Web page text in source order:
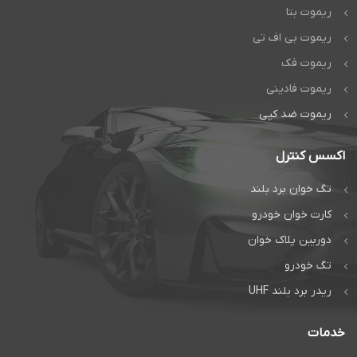
جواب
است
راهبند و درب
اتوماتیک دژآک
تماس بگیرید:
تماس مستقیم
گفتگوی آنلاین:
واتس‌اپ
جواب+
است
راهبند و درب
اتوماتیک دژآک
ریموت بتا
ریموت بی اف تی
ریموت فک
ریموت فادینی
ریموت ضد کپی
اکسس کنترل
تگ خوان برد بلند
کارت خوان خودرو
دوربین پلاک خوان
تگ خودرو
ریدر برد بلند UHF
خدمات